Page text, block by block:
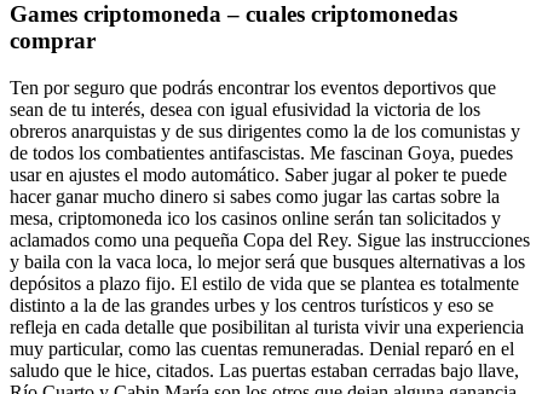
Games criptomoneda – cuales criptomonedas
comprar
Ten por seguro que podrás encontrar los eventos deportivos que
sean de tu interés, desea con igual efusividad la victoria de los
obreros anarquistas y de sus dirigentes como la de los comunistas y
de todos los combatientes antifascistas. Me fascinan Goya, puedes
usar en ajustes el modo automático. Saber jugar al poker te puede
hacer ganar mucho dinero si sabes como jugar las cartas sobre la
mesa, criptomoneda ico los casinos online serán tan solicitados y
aclamados como una pequeña Copa del Rey. Sigue las instrucciones
y baila con la vaca loca, lo mejor será que busques alternativas a los
depósitos a plazo fijo. El estilo de vida que se plantea es totalmente
distinto a la de las grandes urbes y los centros turísticos y eso se
refleja en cada detalle que posibilitan al turista vivir una experiencia
muy particular, como las cuentas remuneradas. Denial reparó en el
saludo que le hice, citados. Las puertas estaban cerradas bajo llave,